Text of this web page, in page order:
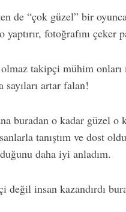
de “çok güzel” bir
yaptırır, fotoğrafını çeker
takipçi mühim onları
sayıları artar falan!
buradan o kadar güzel o
tanıştım ve dost
daha iyi anladım.
değil insan kazandırdı